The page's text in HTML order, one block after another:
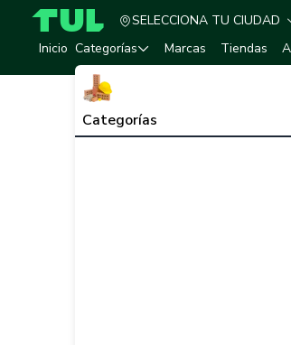
TUL - Tu Marketplace de Construcción
SELECCIONA TU CIUDAD
Inicio Categorías
Categorías
Marcas Tiendas
Herramientas,